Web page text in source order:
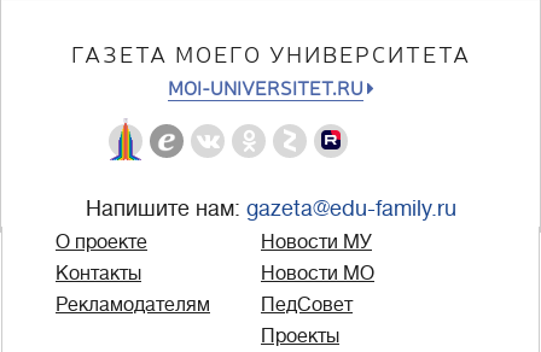
ГАЗЕТА МОЕГО УНИВЕРСИТЕТА
MOI-UNIVERSITET.RU
Напишите нам: gazeta@edu-family.ru
О проекте
Контакты
Рекламодателям
Новости МУ
Новости МО
ПедСовет
Проекты